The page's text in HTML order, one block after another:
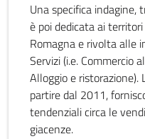
Una specifica
è poi dedicata ai
Romagna e rivolta alle
Servizi (i.e. Commercio
Alloggio e ristorazione).
partire dal 2011,
tendenziali circa le
giacenze.